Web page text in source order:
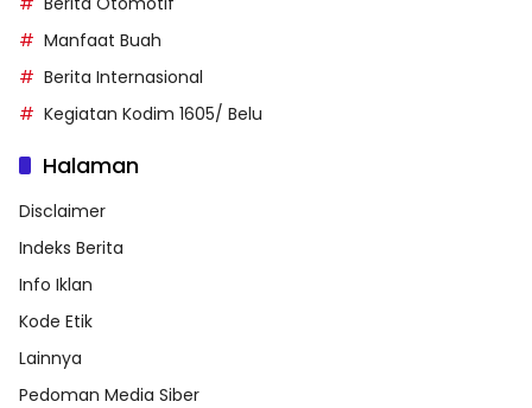
Manfaat Buah
Berita Internasional
Kegiatan Kodim 1605/ Belu
Halaman
Disclaimer
Indeks Berita
Info Iklan
Kode Etik
Lainnya
Pedoman Media Siber